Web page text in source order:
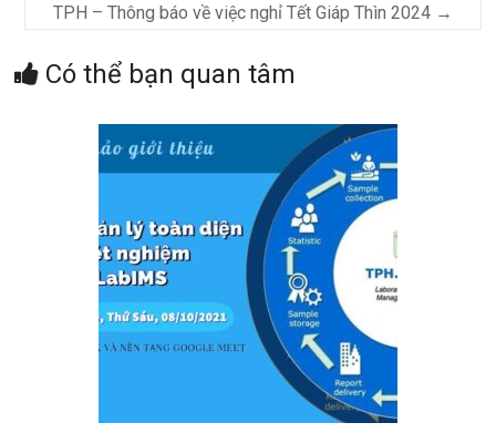
TPH – Thông báo về việc nghỉ Tết Giáp Thìn 2024 →
Có thể bạn quan tâm